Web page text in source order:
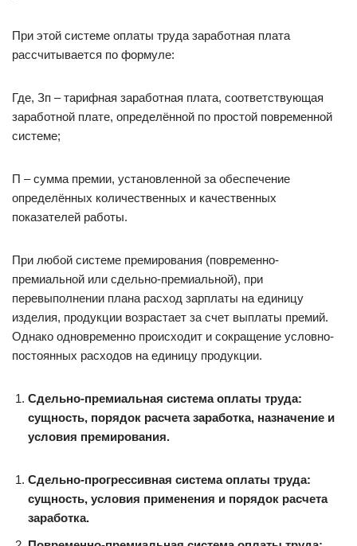
При этой системе оплаты труда заработная плата
рассчитывается по формуле:
Где, Зп – тарифная заработная плата, соответствующая
заработной плате, определённой по простой повременной
системе;
П – сумма премии, установленной за обеспечение
определённых количественных и качественных
показателей работы.
При любой системе премирования (повременно-
премиальной или сдельно-премиальной), при
перевыполнении плана расход зарплаты на единицу
изделия, продукции возрастает за счет выплаты премий.
Однако одновременно происходит и сокращение условно-
постоянных расходов на единицу продукции.
Сдельно-премиальная система оплаты труда:
сущность, порядок расчета заработка, назначение и
условия премирования.
Сдельно-прогрессивная система оплаты труда:
сущность, условия применения и порядок расчета
заработка.